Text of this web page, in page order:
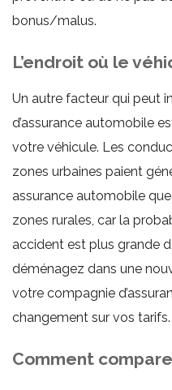
bonus/malus.
L’endroit où le
Un autre facteur qui peut
d’assurance automobile
votre véhicule. Les
zones urbaines paient
assurance automobile
zones rurales, car la
accident est plus grande
déménagez dans une
votre compagnie
changement sur vos tarifs.
Comment